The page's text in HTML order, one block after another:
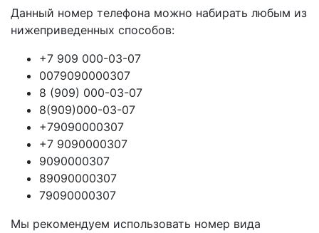
Данный номер телефона можно набирать любым из
нижеприведенных способов:
+7 909 000-03-07
0079090000307
8 (909) 000-03-07
8(909)000-03-07
+79090000307
+7 9090000307
9090000307
89090000307
79090000307
Мы рекомендуем использовать номер вида